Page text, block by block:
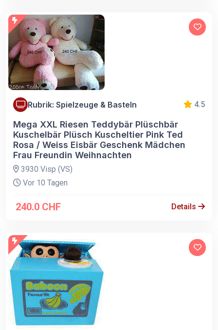
Rubrik: Spielzeuge & Basteln 4.5
Mega XXL Riesen Teddybär Plüschbär
Kuschelbär Plüsch Kuscheltier Pink Ted
Rosa / Weiss Eisbär Geschenk Mädchen
Frau Freundin Weihnachten
3930 Visp (VS)
Vor 10 Tagen
240.0 CHF Details